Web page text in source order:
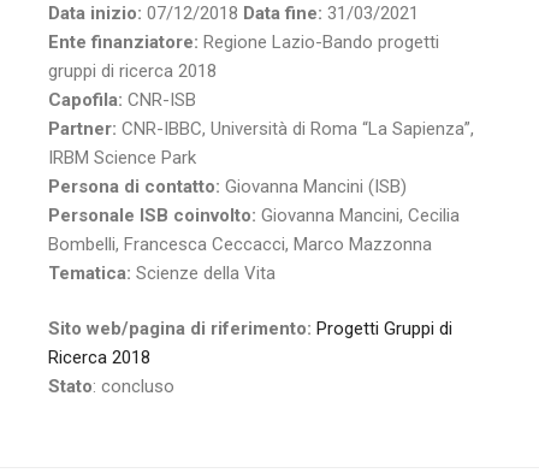
Data inizio: 07/12/2018 Data fine: 31/03/2021
Ente finanziatore: Regione Lazio-Bando progetti
gruppi di ricerca 2018
Capofila: CNR-ISB
Partner: CNR-IBBC, Università di Roma “La Sapienza”,
IRBM Science Park
Persona di contatto: Giovanna Mancini (ISB)
Personale ISB coinvolto: Giovanna Mancini, Cecilia
Bombelli, Francesca Ceccacci, Marco Mazzonna
Tematica: Scienze della Vita
Sito web/pagina di riferimento: Progetti Gruppi di
Ricerca 2018
Stato: concluso